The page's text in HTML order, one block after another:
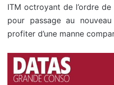
ITM octroyant de l’ordre
pour passage au
profiter d’une manne